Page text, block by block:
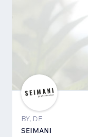
BY, DE
SEIMANI